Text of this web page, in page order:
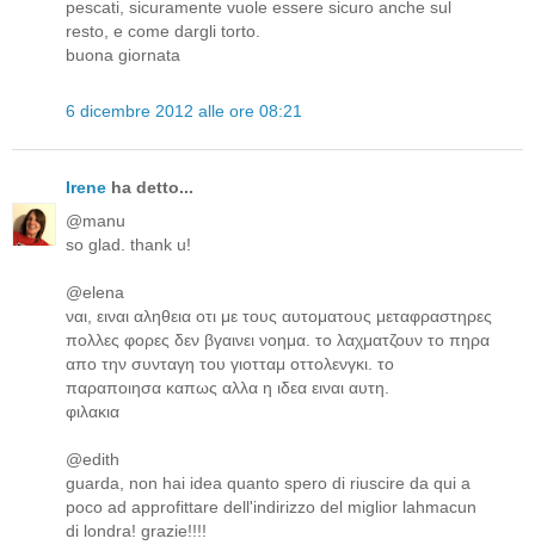
pescati, sicuramente vuole essere sicuro anche sul
resto, e come dargli torto.
buona giornata
6 dicembre 2012 alle ore 08:21
Irene ha detto...
@manu
so glad. thank u!
@elena
ναι, ειναι αληθεια οτι με τους αυτοματους μεταφραστηρες
πολλες φορες δεν βγαινει νοημα. το λαχματζουν το πηρα
απο την συνταγη του γιοτταμ οττολενγκι. το
παραποιησα καπως αλλα η ιδεα ειναι αυτη.
φιλακια
@edith
guarda, non hai idea quanto spero di riuscire da qui a
poco ad approfittare dell'indirizzo del miglior lahmacun
di londra! grazie!!!!